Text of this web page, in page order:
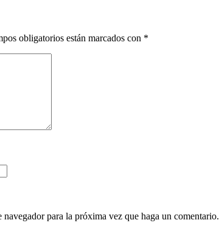
obligatorios están marcados con *
para la próxima vez que haga un comentario.